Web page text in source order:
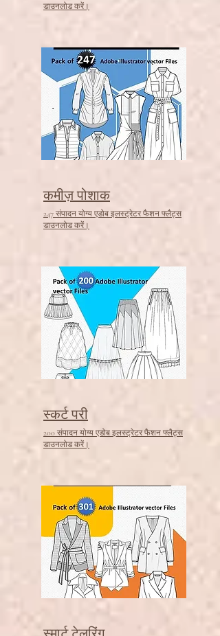
डाउनलोड करें।
कमीज़ पोशाक
247 संपादन योग्य एडोब इलस्ट्रेटर फैशन फ्लैट्स
डाउनलोड करें।
स्कर्ट परी
200 संपादन योग्य एडोब इलस्ट्रेटर फैशन फ्लैट्स
डाउनलोड करें।